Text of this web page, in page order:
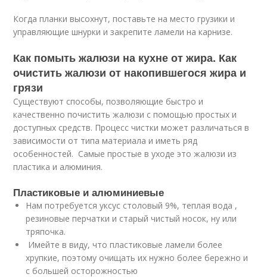
Когда планки высохнут, поставьте на место грузики и
управляющие шнурки и закрепите ламели на карнизе.
Как помыть жалюзи на кухне от жира. Как
очистить жалюзи от накопившегося жира и
грязи
Существуют способы, позволяющие быстро и
качественно почистить жалюзи с помощью простых и
доступных средств. Процесс чистки может различаться в
зависимости от типа материала и иметь ряд
особенностей. Самые простые в уходе это жалюзи из
пластика и алюминия.
Пластиковые и алюминиевые
Нам потребуется уксус столовый 9%, теплая вода ,
резиновые перчатки и старый чистый носок, ну или
тряпочка.
Имейте в виду, что пластиковые ламели более
хрупкие, поэтому очищать их нужно более бережно и
с большей осторожностью